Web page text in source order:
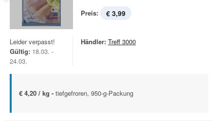
Preis: € 3,99
Leider verpasst!
Gültig: 18.03. -
24.03.
Händler: Treff 3000
€ 4,20 / kg - tiefgefroren, 950-g-Packung